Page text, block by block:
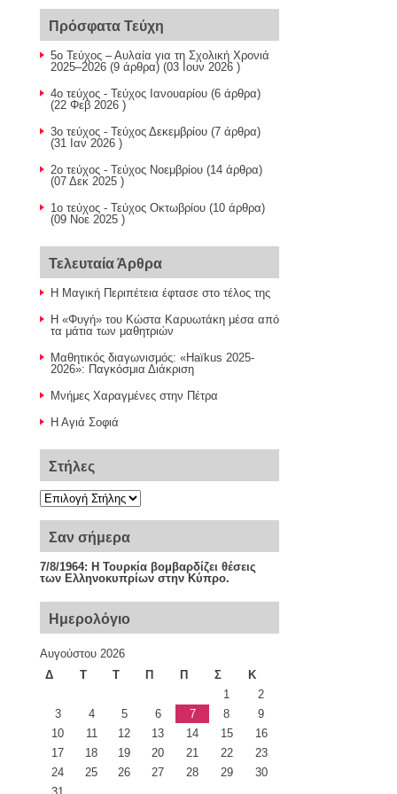
Πρόσφατα Τεύχη
5ο Τεύχος – Αυλαία για τη Σχολική Χρονιά
2025–2026 (9 άρθρα) (03 Ιουν 2026 )
4ο τεύχος - Τεύχος Ιανουαρίου (6 άρθρα)
(22 Φεβ 2026 )
3ο τεύχος - Τεύχος Δεκεμβρίου (7 άρθρα)
(31 Ιαν 2026 )
2ο τεύχος - Τεύχος Νοεμβρίου (14 άρθρα)
(07 Δεκ 2025 )
1ο τεύχος - Τεύχος Οκτωβρίου (10 άρθρα)
(09 Νοε 2025 )
Τελευταία Άρθρα
Η Μαγική Περιπέτεια έφτασε στο τέλος της
Η «Φυγή» του Κώστα Καρυωτάκη μέσα από
τα μάτια των μαθητριών
Μαθητικός διαγωνισμός: «Haïkus 2025-
2026»: Παγκόσμια Διάκριση
Μνήμες Χαραγμένες στην Πέτρα
Η Αγιά Σοφιά
Στήλες
Σαν σήμερα
7/8/1964: Η Τουρκία βομβαρδίζει θέσεις
των Ελληνοκυπρίων στην Κύπρο.
Ημερολόγιο
Αυγούστου 2026
Δ
Τ Τ Π Π Σ
Κ
1
2
3
4 5 6 7 8
9
10
11 12 13 14 15
16
17
18 19 20 21 22
23
24
25 26 27 28 29
30